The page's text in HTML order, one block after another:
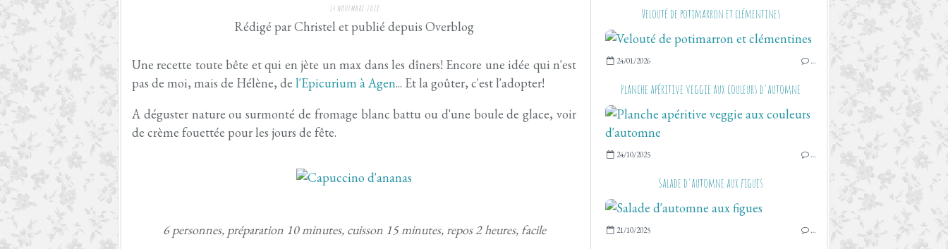
14 NOVEMBRE 2018
Rédigé par Christel et publié depuis Overblog
Une recette toute bête et qui en jète un max dans les dîners! Encore une idée qui n'est
pas de moi, mais de Hélène, de l'Epicurium à Agen... Et la goûter, c'est l'adopter!
A déguster nature ou surmonté de fromage blanc battu ou d'une boule de glace, voir
de crème fouettée pour les jours de fête.
6 personnes, préparation 10 minutes, cuisson 15 minutes, repos 2 heures, facile
Velouté de potimarron et clémentines
24/01/2026 …
Planche apéritive veggie aux couleurs d'automne
24/10/2025 …
Salade d'automne aux figues
21/10/2025 …